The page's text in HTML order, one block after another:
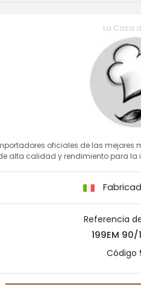
La Casa
oficiales de las mejores
alta calidad y rendimiento para
Referencia
199EM 90/
Código